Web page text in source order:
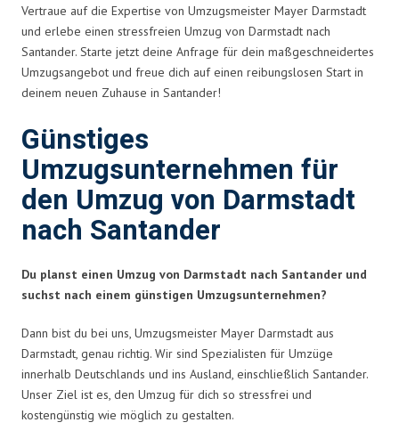
Vertraue auf die Expertise von Umzugsmeister Mayer Darmstadt
und erlebe einen stressfreien Umzug von Darmstadt nach
Santander. Starte jetzt deine Anfrage für dein maßgeschneidertes
Umzugsangebot und freue dich auf einen reibungslosen Start in
deinem neuen Zuhause in Santander!
Günstiges
Umzugsunternehmen für
den Umzug von Darmstadt
nach Santander
Du planst einen Umzug von Darmstadt nach Santander und
suchst nach einem günstigen Umzugsunternehmen?
Dann bist du bei uns, Umzugsmeister Mayer Darmstadt aus
Darmstadt, genau richtig. Wir sind Spezialisten für Umzüge
innerhalb Deutschlands und ins Ausland, einschließlich Santander.
Unser Ziel ist es, den Umzug für dich so stressfrei und
kostengünstig wie möglich zu gestalten.